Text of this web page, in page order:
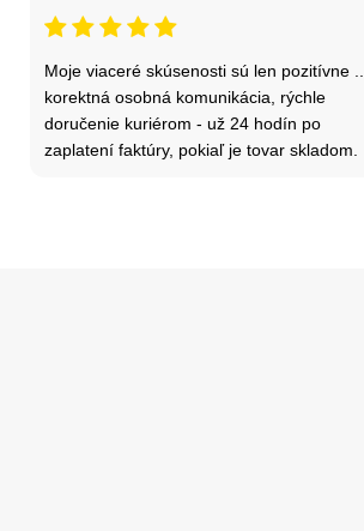
Moje viaceré skúsenosti sú len pozitívne ..
korektná osobná komunikácia, rýchle
doručenie kuriérom - už 24 hodín po
zaplatení faktúry, pokiaľ je tovar skladom.